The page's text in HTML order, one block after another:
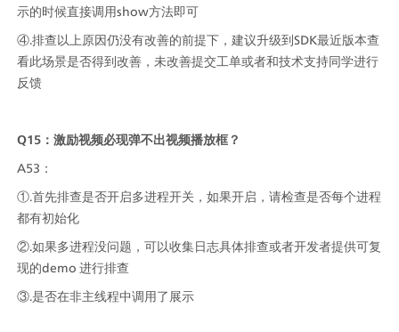
示的时候直接调用show方法即可
④.排查以上原因仍没有改善的前提下，建议升级到SDK最近版本查
看此场景是否得到改善，未改善提交工单或者和技术支持同学进行
反馈
Q15：激励视频必现弹不出视频播放框？
A53：
①.首先排查是否开启多进程开关，如果开启，请检查是否每个进程
都有初始化
②.如果多进程没问题，可以收集日志具体排查或者开发者提供可复
现的demo 进行排查
③.是否在非主线程中调用了展示